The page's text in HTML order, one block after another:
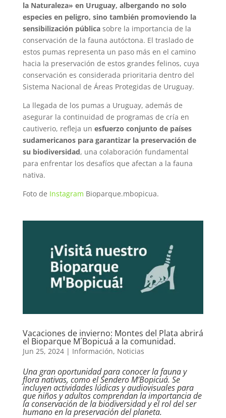
la Naturaleza» en Uruguay, albergando no solo
especies en peligro, sino también promoviendo la
sensibilización públicasobre la importancia de la
conservación de la fauna autóctona. El traslado de
estos pumas representa un paso más en el camino
hacia la preservación de estos grandes felinos, cuya
conservación es considerada prioritaria dentro del
Sistema Nacional de Áreas Protegidas de Uruguay.
La llegada de los pumas a Uruguay, además de
asegurar la continuidad de programas de cría en
cautiverio, refleja un esfuerzo conjunto de países
sudamericanos para garantizar la preservación de
su biodiversidad, una colaboración fundamental
para enfrentar los desafíos que afectan a la fauna
nativa.
Foto de Instagram Bioparque.mbopicua.
Vacaciones de invierno: Montes del Plata abrirá
el Bioparque M´Bopicuá a la comunidad.
Jun 25, 2024| Información, Noticias
Una gran oportunidad para conocer la fauna y
flora nativas, como el Sendero M’Bopicuá. Se
incluyen actividades lúdicas y audiovisuales para
que niños y adultos comprendan la importancia de
la conservación de la biodiversidad y el rol del ser
humano en la preservación del planeta.